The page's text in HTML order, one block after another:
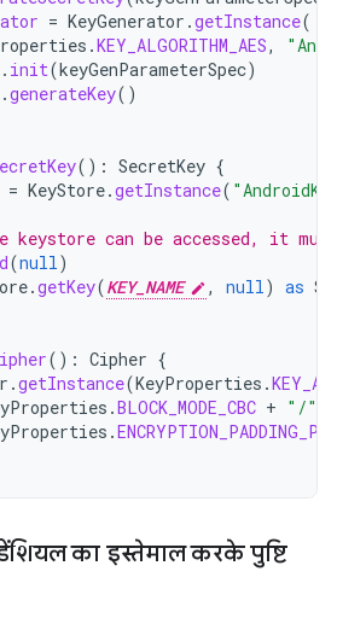
= KeyGenerator .getInstance(
.KEY_ALGORITHM_AES,
. init(keyGenParameterSpec)
.generateKey()
(): SecretKey {
= KeyStore.getInstance(
keystore can be accessed, it
(null)
.getKey(KEY_NAME , null) as
(): Cipher {
.getInstance(KeyProperties .
.BLOCK_MODE_CBC + "/"
.
का इस्तेमाल करके पुष्टि